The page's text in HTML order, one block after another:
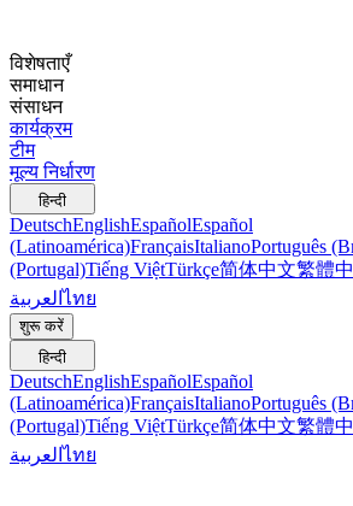
विशेषताएँ
समाधान
संसाधन
कार्यक्रम
टीम
मूल्य निर्धारण
हिन्दी
DeutschEnglishEspañolEspañol
(Latinoamérica)FrançaisItalianoPortuguês
(Portugal)Tiếng ViệtTürkçe简体中文繁體
العربيةไทย
शुरू करें
हिन्दी
DeutschEnglishEspañolEspañol
(Latinoamérica)FrançaisItalianoPortuguês
(Portugal)Tiếng ViệtTürkçe简体中文繁體
العربيةไทย